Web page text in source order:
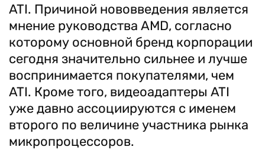
ATI. Причиной нововведения является
мнение руководства AMD, согласно
которому основной бренд корпорации
сегодня значительно сильнее и лучше
воспринимается покупателями, чем
ATI. Кроме того, видеоадаптеры ATI
уже давно ассоциируются с именем
второго по величине участника рынка
микропроцессоров.